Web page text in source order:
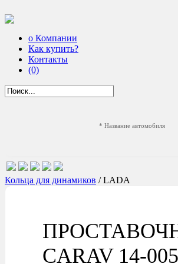
о Компании
Как купить?
Контакты
(0)
* Название автомобиля
Кольца для динамиков / LADA
CARAV 14-